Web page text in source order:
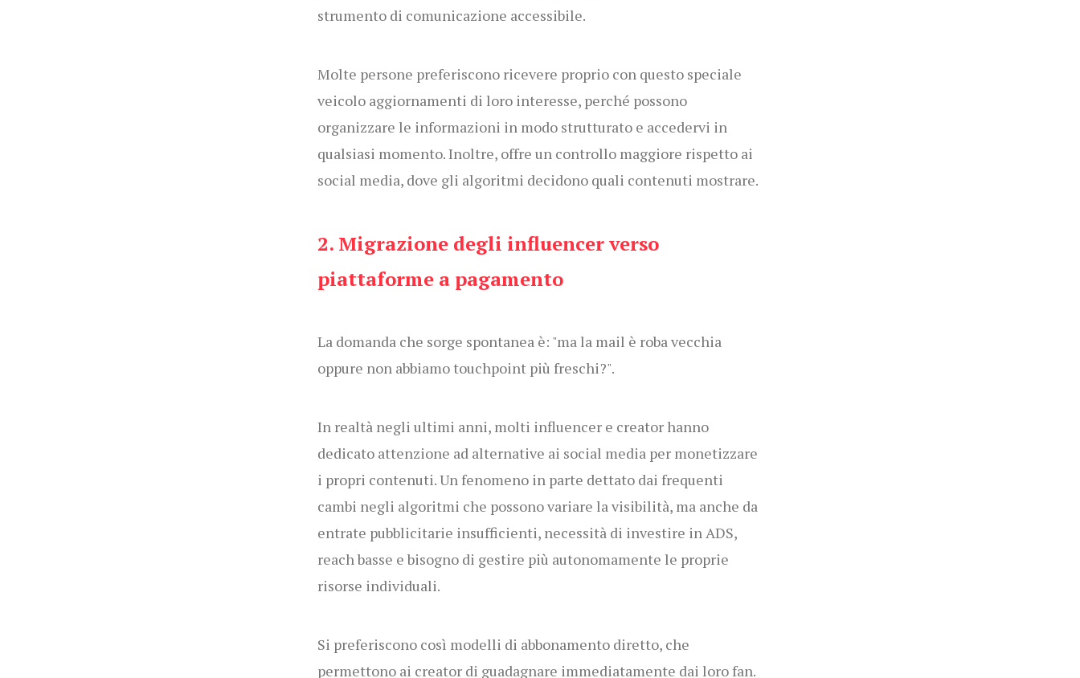
strumento di comunicazione accessibile.
Molte persone preferiscono ricevere proprio con questo speciale
veicolo aggiornamenti di loro interesse, perché possono
organizzare le informazioni in modo strutturato e accedervi in
qualsiasi momento. Inoltre, offre un controllo maggiore rispetto ai
social media, dove gli algoritmi decidono quali contenuti mostrare.
2. Migrazione degli influencer verso
piattaforme a pagamento
La domanda che sorge spontanea è: "ma la mail è roba vecchia
oppure non abbiamo touchpoint più freschi?".
In realtà negli ultimi anni, molti influencer e creator hanno
dedicato attenzione ad alternative ai social media per monetizzare
i propri contenuti. Un fenomeno in parte dettato dai frequenti
cambi negli algoritmi che possono variare la visibilità, ma anche da
entrate pubblicitarie insufficienti, necessità di investire in ADS,
reachbasse e bisogno di gestire più autonomamente le proprie
risorse individuali.
Si preferiscono così modelli di abbonamento diretto, che
permettono ai creator di guadagnare immediatamente dai loro fan.